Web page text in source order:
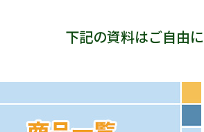
下記の資料はご自由